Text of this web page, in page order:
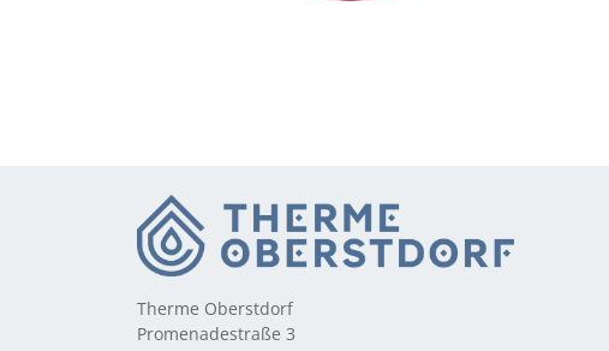
Therme Oberstdorf
Promenadestraße 3